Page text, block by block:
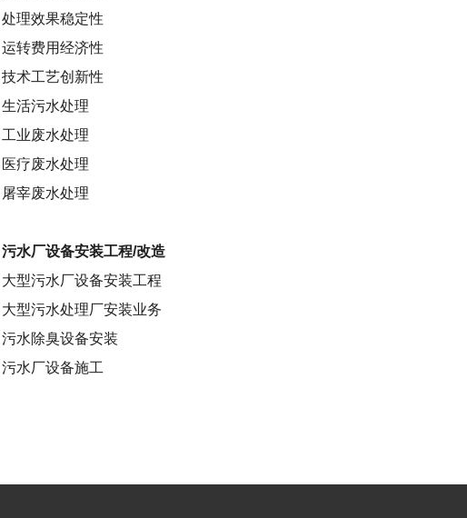
处理效果稳定性
运转费用经济性
技术工艺创新性
生活污水处理
工业废水处理
医疗废水处理
屠宰废水处理
污水厂设备安装工程/改造
大型污水厂设备安装工程
大型污水处理厂安装业务
污水除臭设备安装
污水厂设备施工